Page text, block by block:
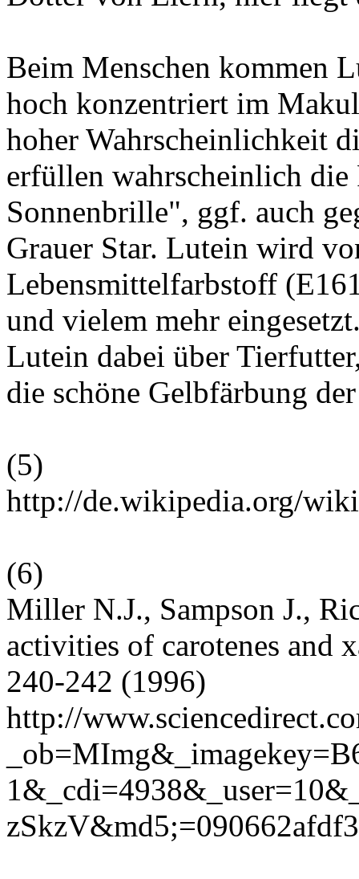
Beim Menschen kommen
hoch konzentriert im
hoher Wahrscheinlichkeit
erfüllen wahrscheinlich
Sonnenbrille", ggf. auch
Grauer Star. Lutein wird
Lebensmittelfarbstoff
und vielem mehr
Lutein dabei über
die schöne Gelbfärbung
(5)
http://de.wikipedia.org/
(6)
Miller N.J., Sampson J.,
activities of carotenes and
240-242 (1996)
http://